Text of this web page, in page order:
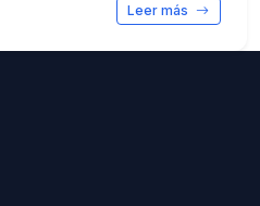
Leer más